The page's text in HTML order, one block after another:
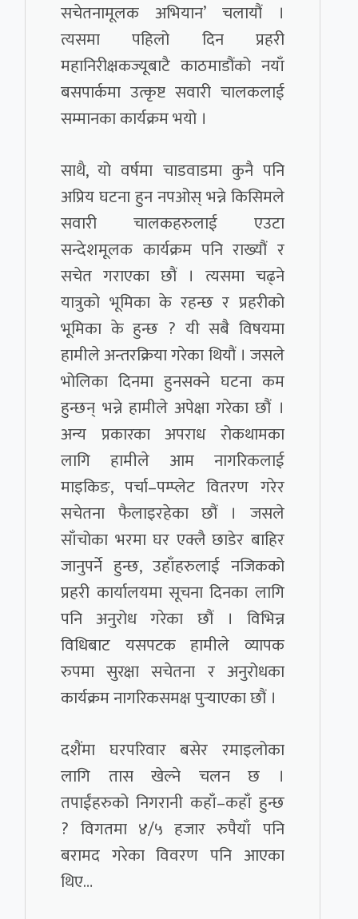
सचेतनामूलक अभियान’ चलायौं ।
त्यसमा पहिलो दिन प्रहरी
महानिरीक्षकज्यूबाटै काठमाडौंको नयाँ
बसपार्कमा उत्कृष्ट सवारी चालकलाई
सम्मानका कार्यक्रम भयो ।
साथै, यो वर्षमा चाडवाडमा कुनै पनि
अप्रिय घटना हुन नपओस् भन्ने किसिमले
सवारी चालकहरुलाई एउटा
सन्देशमूलक कार्यक्रम पनि राख्यौं र
सचेत गराएका छौं । त्यसमा चढ्ने
यात्रुको भूमिका के रहन्छ र प्रहरीको
भूमिका के हुन्छ ? यी सबै विषयमा
हामीले अन्तरक्रिया गरेका थियौं । जसले
भोलिका दिनमा हुनसक्ने घटना कम
हुन्छन् भन्ने हामीले अपेक्षा गरेका छौं ।
अन्य प्रकारका अपराध रोकथामका
लागि हामीले आम नागरिकलाई
माइकिङ, पर्चा–पम्प्लेट वितरण गरेर
सचेतना फैलाइरहेका छौं । जसले
साँचोका भरमा घर एक्लै छाडेर बाहिर
जानुपर्ने हुन्छ, उहाँहरुलाई नजिकको
प्रहरी कार्यालयमा सूचना दिनका लागि
पनि अनुरोध गरेका छौं । विभिन्न
विधिबाट यसपटक हामीले व्यापक
रुपमा सुरक्षा सचेतना र अनुरोधका
कार्यक्रम नागरिकसमक्ष पुर्‍याएका छौं ।
दशैंमा घरपरिवार बसेर रमाइलोका
लागि तास खेल्ने चलन छ ।
तपाईंहरुको निगरानी कहाँ–कहाँ हुन्छ
? विगतमा ४/५ हजार रुपैयाँ पनि
बरामद गरेका विवरण पनि आएका
थिए…